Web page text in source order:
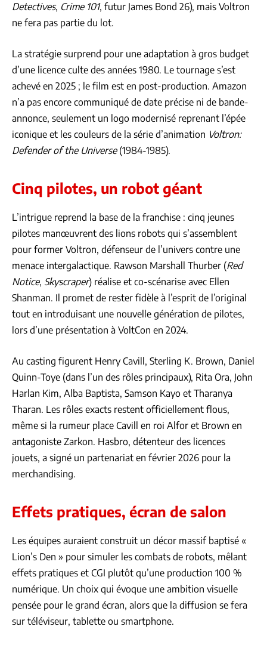
Detectives, Crime 101, futur James Bond 26), mais Voltron
ne fera pas partie du lot.
La stratégie surprend pour une adaptation à gros budget
d’une licence culte des années 1980. Le tournage s’est
achevé en 2025 ; le film est en post-production. Amazon
n’a pas encore communiqué de date précise ni de bande-
annonce, seulement un logo modernisé reprenant l’épée
iconique et les couleurs de la série d’animation Voltron:
Defender of the Universe(1984-1985).
Cinq pilotes, un robot géant
L’intrigue reprend la base de la franchise : cinq jeunes
pilotes manœuvrent des lions robots qui s’assemblent
pour former Voltron, défenseur de l’univers contre une
menace intergalactique. Rawson Marshall Thurber (Red
Notice, Skyscraper) réalise et co-scénarise avec Ellen
Shanman. Il promet de rester fidèle à l’esprit de l’original
tout en introduisant une nouvelle génération de pilotes,
lors d’une présentation à VoltCon en 2024.
Au casting figurent Henry Cavill, Sterling K. Brown, Daniel
Quinn-Toye (dans l’un des rôles principaux), Rita Ora, John
Harlan Kim, Alba Baptista, Samson Kayo et Tharanya
Tharan. Les rôles exacts restent officiellement flous,
même si la rumeur place Cavill en roi Alfor et Brown en
antagoniste Zarkon. Hasbro, détenteur des licences
jouets, a signé un partenariat en février 2026 pour la
merchandising.
Effets pratiques, écran de salon
Les équipes auraient construit un décor massif baptisé «
Lion’s Den » pour simuler les combats de robots, mêlant
effets pratiques et CGI plutôt qu’une production 100 %
numérique. Un choix qui évoque une ambition visuelle
pensée pour le grand écran, alors que la diffusion se fera
sur téléviseur, tablette ou smartphone.